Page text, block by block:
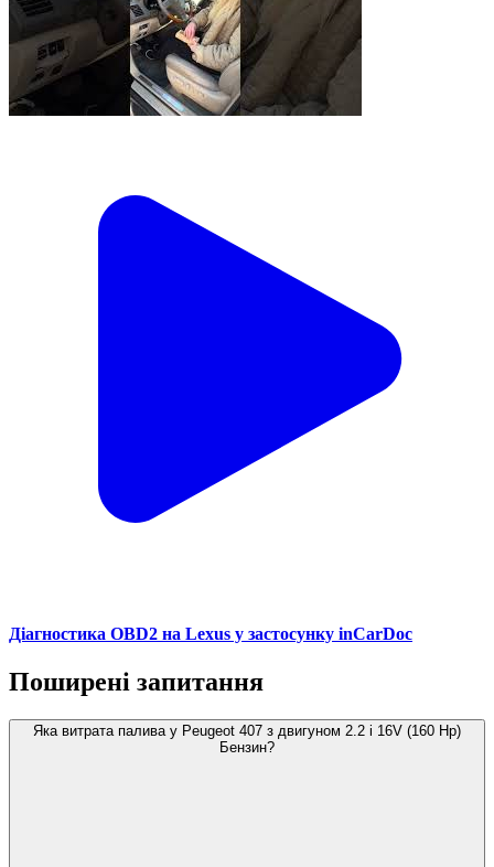
Діагностика OBD2 на Lexus у застосунку inCarDoc
Поширені запитання
Яка витрата палива у Peugeot 407 з двигуном 2.2 i 16V (160 Hp)
Бензин?